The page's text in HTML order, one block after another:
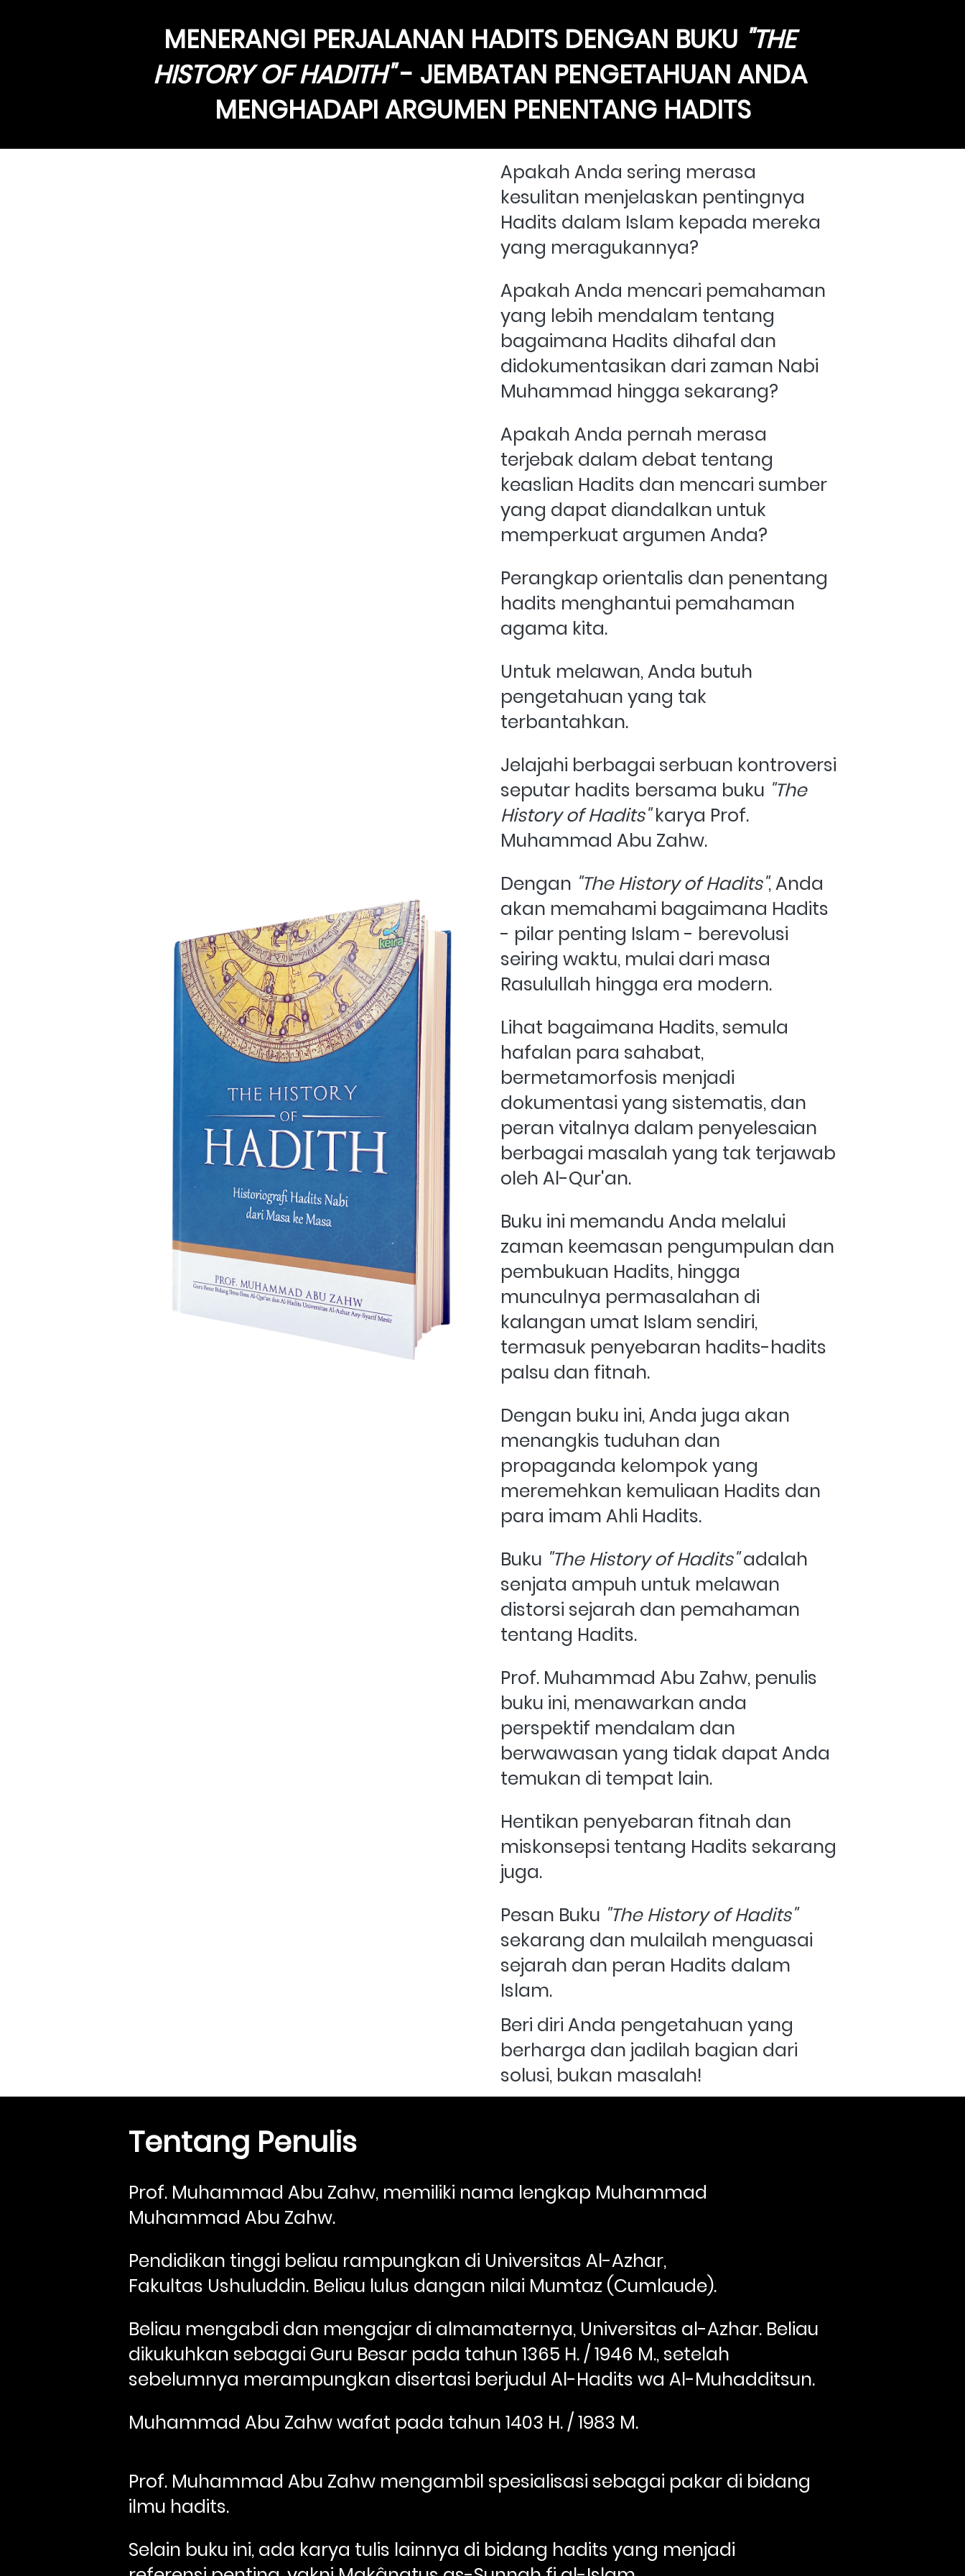
MENERANGI PERJALANAN HADITS DENGAN BUKU "THE
HISTORY OF HADITH" - JEMBATAN PENGETAHUAN ANDA
MENGHADAPI ARGUMEN PENENTANG HADITS
Apakah Anda sering merasa
kesulitan menjelaskan pentingnya
Hadits dalam Islam kepada mereka
yang meragukannya?
Apakah Anda mencari pemahaman
yang lebih mendalam tentang
bagaimana Hadits dihafal dan
didokumentasikan dari zaman Nabi
Muhammad hingga sekarang?
Apakah Anda pernah merasa
terjebak dalam debat tentang
keaslian Hadits dan mencari sumber
yang dapat diandalkan untuk
memperkuat argumen Anda?
Perangkap orientalis dan penentang
hadits menghantui pemahaman
agama kita.
Untuk melawan, Anda butuh
pengetahuan yang tak
terbantahkan.
Jelajahi berbagai serbuan kontroversi
seputar hadits bersama buku "The
History of Hadits" karya Prof.
Muhammad Abu Zahw.
Dengan "The History of Hadits", Anda
akan memahami bagaimana Hadits
- pilar penting Islam - berevolusi
seiring waktu, mulai dari masa
Rasulullah hingga era modern.
Lihat bagaimana Hadits, semula
hafalan para sahabat,
bermetamorfosis menjadi
dokumentasi yang sistematis, dan
peran vitalnya dalam penyelesaian
berbagai masalah yang tak terjawab
oleh Al-Qur'an.
Buku ini memandu Anda melalui
zaman keemasan pengumpulan dan
pembukuan Hadits, hingga
munculnya permasalahan di
kalangan umat Islam sendiri,
termasuk penyebaran hadits-hadits
palsu dan fitnah.
Dengan buku ini, Anda juga akan
menangkis tuduhan dan
propaganda kelompok yang
meremehkan kemuliaan Hadits dan
para imam Ahli Hadits.
Buku "The History of Hadits" adalah
senjata ampuh untuk melawan
distorsi sejarah dan pemahaman
tentang Hadits.
Prof. Muhammad Abu Zahw, penulis
buku ini, menawarkan anda
perspektif mendalam dan
berwawasan yang tidak dapat Anda
temukan di tempat lain.
Hentikan penyebaran fitnah dan
miskonsepsi tentang Hadits sekarang
juga.
Pesan Buku "The History of Hadits"
sekarang dan mulailah menguasai
sejarah dan peran Hadits dalam
Islam.
Beri diri Anda pengetahuan yang
berharga dan jadilah bagian dari
solusi, bukan masalah!
Tentang Penulis
Prof. Muhammad Abu Zahw, memiliki nama lengkap Muhammad
Muhammad Abu Zahw.
Pendidikan tinggi beliau rampungkan di Universitas Al-Azhar,
Fakultas Ushuluddin. Beliau lulus dangan nilai Mumtaz (Cumlaude).
Beliau mengabdi dan mengajar di almamaternya, Universitas al-Azhar. Beliau
dikukuhkan sebagai Guru Besar pada tahun 1365 H. / 1946 M., setelah
sebelumnya merampungkan disertasi berjudul Al-Hadits wa Al-Muhadditsun.
Muhammad Abu Zahw wafat pada tahun 1403 H. / 1983 M.
Prof. Muhammad Abu Zahw mengambil spesialisasi sebagai pakar di bidang
ilmu hadits.
Selain buku ini, ada karya tulis lainnya di bidang hadits yang menjadi